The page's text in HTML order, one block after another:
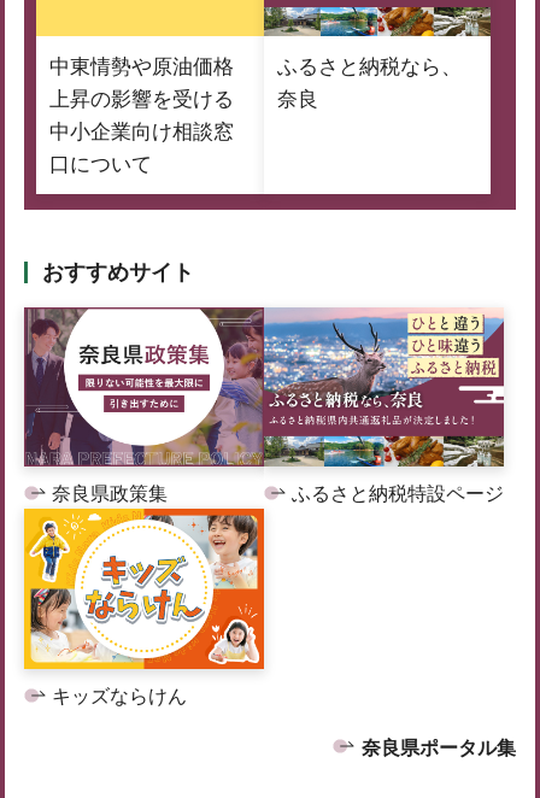
中東情勢や原油価格
上昇の影響を受ける
中小企業向け相談窓
口について
ふるさと納税なら、
奈良
おすすめサイト
奈良県政策集 ふるさと納税特設ページ
キッズならけん
奈良県ポータル集